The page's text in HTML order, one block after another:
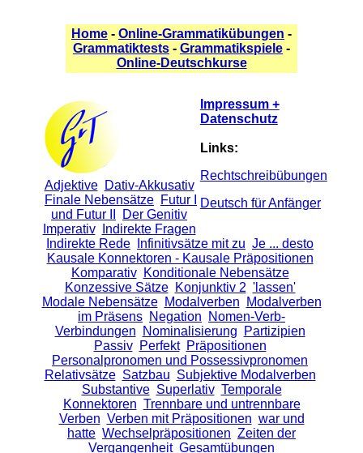
Home - Online-Grammatikübungen -
Grammatiktests - Grammatikspiele -
Online-Deutschkurse
Impressum +
Datenschutz
Links:
Rechtschreibübungen
Deutsch für Anfänger
Adjektive
Dativ-Akkusativ
Finale Nebensätze Futur I
und Futur II
Der Genitiv
Imperativ
Indirekte Fragen
Indirekte Rede
Infinitivsätze mit zu Je ... desto
Kausale Konnektoren - Kausale Präpositionen
Komparativ
Konditionale Nebensätze
Konzessive Sätze
Konjunktiv 2 'lassen'
Modale Nebensätze
Modalverben
Modalverben
im Präsens Negation
Nomen-Verb-
Verbindungen
Nominalisierung
Partizipien
Passiv
Perfekt
Präpositionen
Personalpronomen und Possessivpronomen
Relativsätze Satzbau Subjektive Modalverben
Substantive Superlativ Temporale
Konnektoren Trennbare und untrennbare
Verben Verben mit Präpositionen war und
hatte Wechselpräpositionen Zeiten der
Vergangenheit Gesamtübungen